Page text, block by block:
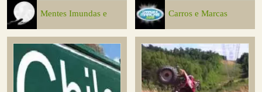
Mentes Imundas e Carros e Marcas